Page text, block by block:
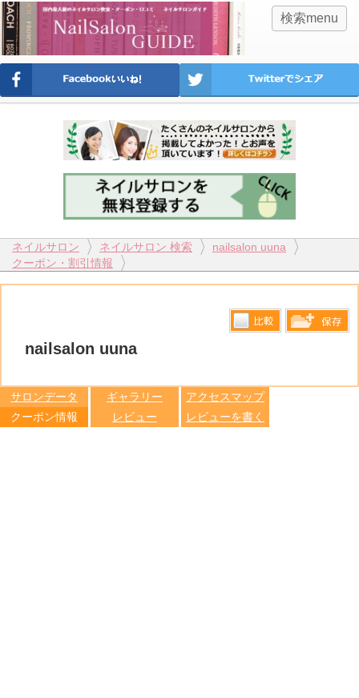
検索menu
ネイルサロン ネイルサロン 検索
nailsalon uuna
クーポン・割引情報
nailsalon uuna
サロンデータ ギャラリー
アクセスマップ
クーポン情報
レビュー レビューを書く